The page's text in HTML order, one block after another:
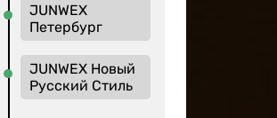
JUNWEX
Петербург
JUNWEX Новый
Русский Стиль